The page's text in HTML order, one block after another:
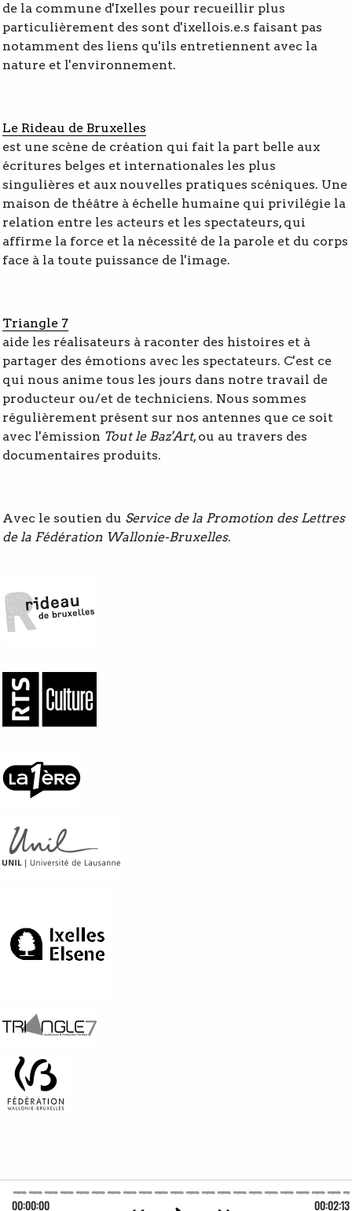
de la commune d'Ixelles pour recueillir plus
particulièrement des sont d'ixellois.e.s faisant pas
notamment des liens qu'ils entretiennent avec la
nature et l'environnement.
Le Rideau de Bruxelles
est une scène de création qui fait la part belle aux
écritures belges et internationales les plus
singulières et aux nouvelles pratiques scéniques. Une
maison de théâtre à échelle humaine qui privilégie la
relation entre les acteurs et les spectateurs, qui
affirme la force et la nécessité de la parole et du corps
face à la toute puissance de l'image.
Triangle 7
aide les réalisateurs à raconter des histoires et à
partager des émotions avec les spectateurs. C'est ce
qui nous anime tous les jours dans notre travail de
producteur ou/et de techniciens. Nous sommes
régulièrement présent sur nos antennes que ce soit
avec l'émission Tout le Baz'Art, ou au travers des
documentaires produits.
Avec le soutien du Service de la Promotion des Lettres
de la Fédération Wallonie-Bruxelles.
00:00:00 00:02:13